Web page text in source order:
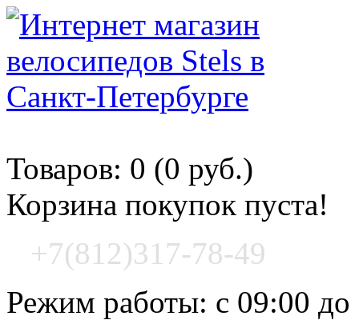
Товаров: 0 (0 руб.)
Корзина покупок пуста!
+7(812)317-78-49
Режим работы: с 09:00 до